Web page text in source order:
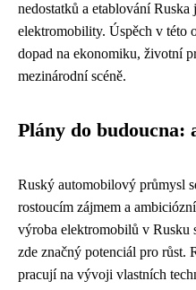
nedostatků a etablování
elektromobility. Úspěch v této
dopad na ekonomiku, životní
mezinárodní scéně.
Plány do budoucna:
Ruský automobilový průmysl
rostoucím zájmem a
výroba elektromobilů v Rusku
zde značný potenciál pro růst.
pracují na vývoji vlastních